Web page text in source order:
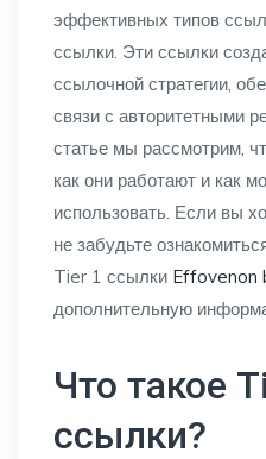
эффективных типов
ссылки. Эти ссылки
ссылочной стратегии,
связи с авторитетными
статье мы рассмотрим,
как они работают и как
использовать. Если вы
не забудьте
Tier 1 ссылки Effovenon
дополнительную
Что такое
ссылки?